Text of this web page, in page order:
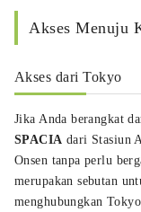
Akses Menuju
Akses dari Tokyo
Jika Anda berangkat
SPACIA dari Stasiun
Onsen tanpa perlu
merupakan sebutan
menghubungkan